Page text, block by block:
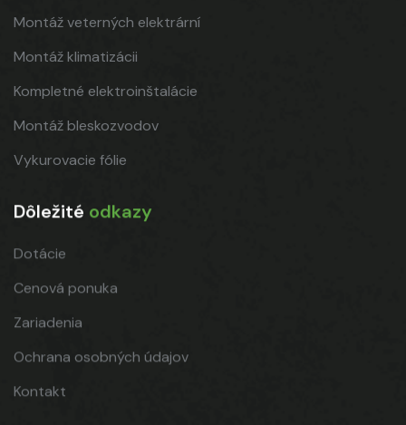
Montáž veterných elektrární
Montáž klimatizácii
Kompletné elektroinštalácie
Montáž bleskozvodov
Vykurovacie fólie
Dôležité odkazy
Dotácie
Cenová ponuka
Zariadenia
Ochrana osobných údajov
Kontakt